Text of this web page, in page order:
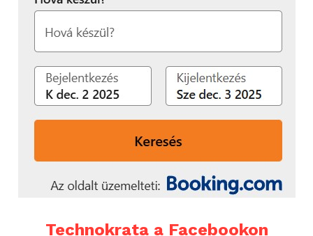
Technokrata a Facebookon